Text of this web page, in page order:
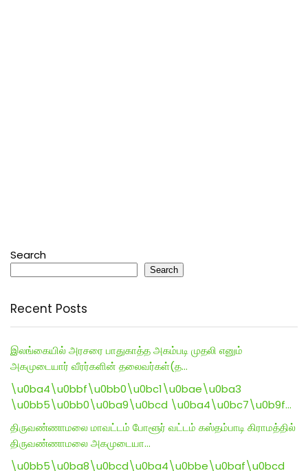
Search
Search
Recent Posts
இலங்கையில் அரசரை பாதுகாத்த அகம்படி முதலி எனும்
அகமுடையார் வீரர்களின் தலைவர்கள்(த…
\u0ba4\u0bbf\u0bb0\u0bc1\u0bae\u0ba3
\u0bb5\u0bb0\u0ba9\u0bcd \u0ba4\u0bc7\u0b9f…
திருவண்ணாமலை மாவட்டம் போளூர் வட்டம் கஸ்தம்பாடி கிராமத்தில்
திருவண்ணாமலை அகமுடையா…
\u0bb5\u0ba8\u0bcd\u0ba4\u0bbe\u0baf\u0bcd